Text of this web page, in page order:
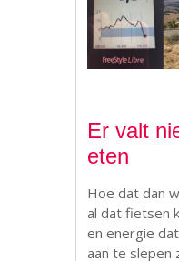
Er valt
eten
Hoe dat dan
al dat fietsen
en energie
aan te slepen